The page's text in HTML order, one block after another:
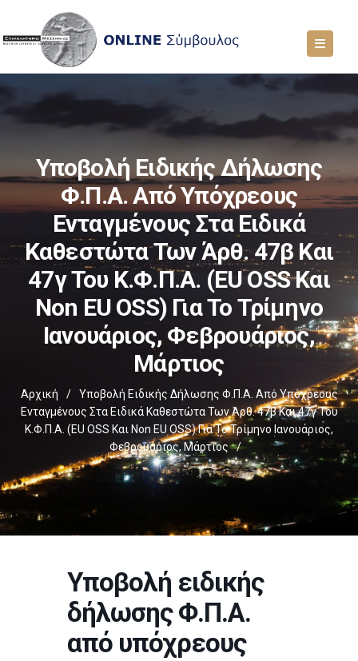
Υποβολή Ειδικής Δήλωσης
Φ.Π.Α. Από Υπόχρεους
Ενταγμένους Στα Ειδικά
Καθεστώτα Των Άρθ. 47β Και
47γ Του Κ.Φ.Π.Α. (EU OSS Και
Non EU OSS) Για Το Τρίμηνο
Ιανουάριος, Φεβρουάριος,
Μάρτιος
Αρχική /
Υποβολή Ειδικής Δήλωσης Φ.Π.Α. Από Υπόχρεους
Ενταγμένους Στα Ειδικά Καθεστώτα Των Άρθ. 47β Και 47γ Του
Κ.Φ.Π.Α. (EU OSS Και Non EU OSS) Για Το Τρίμηνο Ιανουάριος,
Φεβρουάριος, Μάρτιος
/
Υποβολή ειδικής
δήλωσης Φ.Π.Α.
από υπόχρεους